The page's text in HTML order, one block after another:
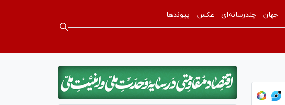
جهان چندرسانه‌ای عکس پیوندها